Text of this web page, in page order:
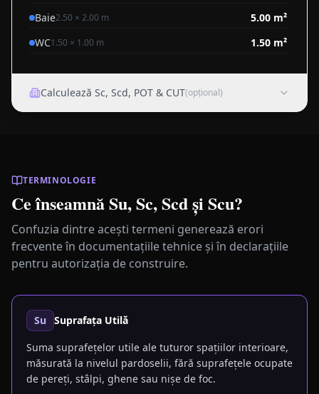
Baie2.50 × 2.00 m 5.00 m²
WC1.50 × 1.00 m 1.50 m²
Balcon3.50× 1.50 m×0.50 m²
Calculează Sc, Scd, POT & CUT(opțional)
TERMINOLOGIE
Ce înseamnă Su, Sc, Scd și Scu?
Confuzia dintre acești termeni generează erori
frecvente în documentațiile tehnice și în declarațiile
pentru autorizația de construire.
Su
Suprafața Utilă
Suma suprafețelor utile ale tuturor spațiilor interioare,
măsurată la nivelul pardoselii, fără suprafețele ocupate
de pereți, stâlpi, ghene sau nișe de foc.